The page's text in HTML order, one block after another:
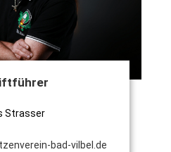
Strasser
bad-vilbel.de